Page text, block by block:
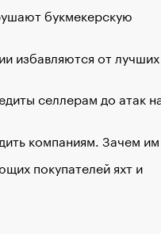
букмекерскую
избавляются от лучших
селлерам до атак
компаниям. Зачем
покупателей яхт и